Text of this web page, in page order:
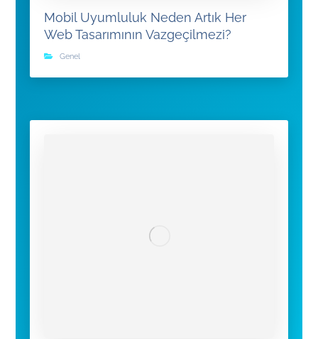
Mobil Uyumluluk Neden Artık Her
Web Tasarımının Vazgeçilmezi?
Genel